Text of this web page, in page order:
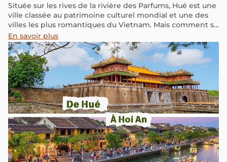
Située sur les rives de la rivière des Parfums, Hué est une
ville classée au patrimoine culturel mondial et une des
villes les plus romantiques du Vietnam. Mais comment se
rendre de Hanoi à Hué ? Dans cet article, nous vous
présentons les moyens les plus populaires pour visiter
cette ancienne capitale depuis la ville de Hanoï !
En savoir plus